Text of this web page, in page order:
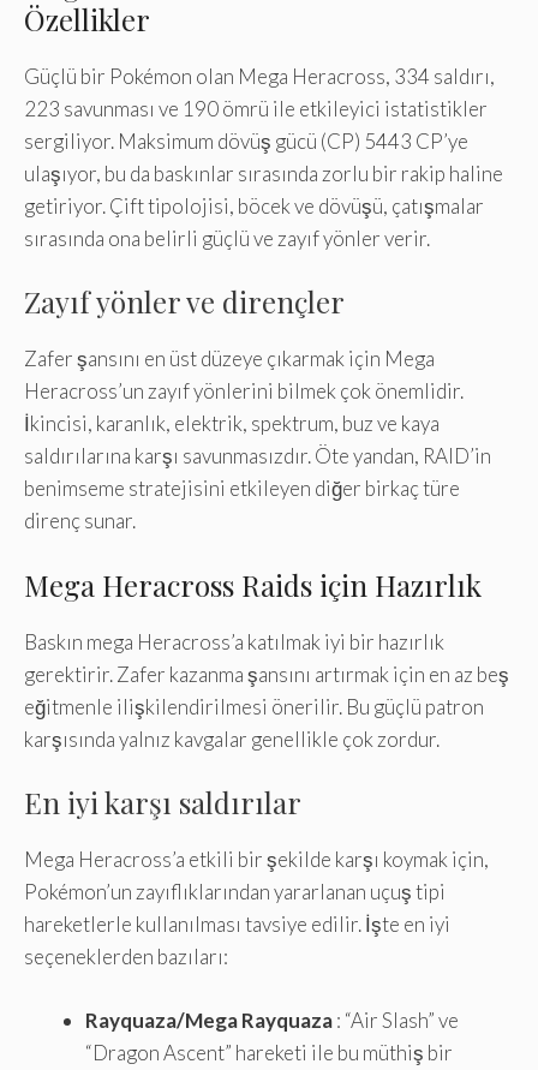
Özellikler
Güçlü bir Pokémon olan Mega Heracross, 334 saldırı,
223 savunması ve 190 ömrü ile etkileyici istatistikler
sergiliyor. Maksimum dövüş gücü (CP) 5443 CP’ye
ulaşıyor, bu da baskınlar sırasında zorlu bir rakip haline
getiriyor. Çift tipolojisi, böcek ve dövüşü, çatışmalar
sırasında ona belirli güçlü ve zayıf yönler verir.
Zayıf yönler ve dirençler
Zafer şansını en üst düzeye çıkarmak için Mega
Heracross’un zayıf yönlerini bilmek çok önemlidir.
İkincisi, karanlık, elektrik, spektrum, buz ve kaya
saldırılarına karşı savunmasızdır. Öte yandan, RAID’in
benimseme stratejisini etkileyen diğer birkaç türe
direnç sunar.
Mega Heracross Raids için Hazırlık
Baskın mega Heracross’a katılmak iyi bir hazırlık
gerektirir. Zafer kazanma şansını artırmak için en az beş
eğitmenle ilişkilendirilmesi önerilir. Bu güçlü patron
karşısında yalnız kavgalar genellikle çok zordur.
En iyi karşı saldırılar
Mega Heracross’a etkili bir şekilde karşı koymak için,
Pokémon’un zayıflıklarından yararlanan uçuş tipi
hareketlerle kullanılması tavsiye edilir. İşte en iyi
seçeneklerden bazıları:
Rayquaza/Mega Rayquaza: “Air Slash” ve
“Dragon Ascent” hareketi ile bu müthiş bir